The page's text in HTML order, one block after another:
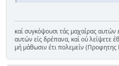
καί συγκόψουσι τάς μαχαίρας αυτών
αυτών είς δρέπανα, καί ού λείψετε
μή μάθωσιν έτι πολεμείν (Προφητης